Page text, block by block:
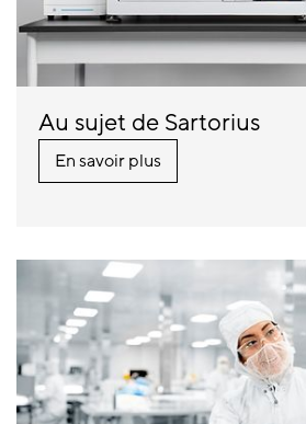
Au sujet de Sartorius
En savoir plus